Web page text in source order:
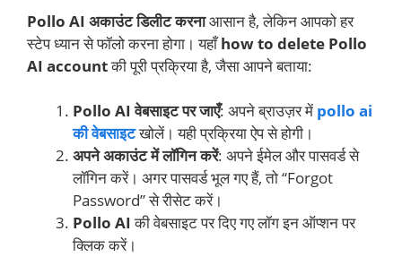
Pollo AI अकाउंट डिलीट करनाआसान है, लेकिन आपको हर
स्टेप ध्यान से फॉलो करना होगा। यहाँhow to delete Pollo
AI accountकी पूरी प्रक्रिया है, जैसा आपने बताया:
Pollo AI वेबसाइट पर जाएँ: अपने ब्राउज़र में pollo ai
की वेबसाइटखोलें। यही प्रक्रिया ऐप से होगी।
अपने अकाउंट में लॉगिन करें: अपने ईमेल और पासवर्ड से
लॉगिन करें। अगर पासवर्ड भूल गए हैं, तो “Forgot
Password” से रीसेट करें।
Pollo AI की वेबसाइट पर दिए गए लॉग इन ऑप्शन पर
क्लिक करें।